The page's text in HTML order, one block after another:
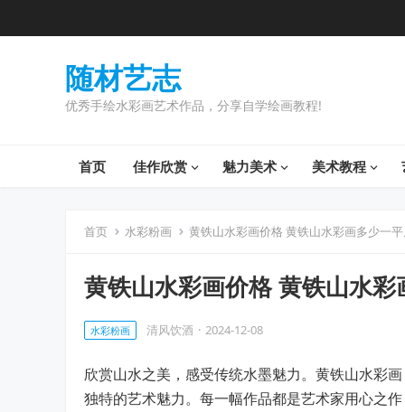
随材艺志
优秀手绘水彩画艺术作品，分享自学绘画教程!
首页 佳作欣赏 魅力美术 美术教程
首页 水彩粉画 黄铁山水彩画价格 黄铁山水彩画多少一
黄铁山水彩画价格 黄铁山水
水彩粉画 清风饮酒 · 2024-12-08
欣赏山水之美，感受传统水墨魅力。黄铁山水彩
独特的艺术魅力。每一幅作品都是艺术家用心之